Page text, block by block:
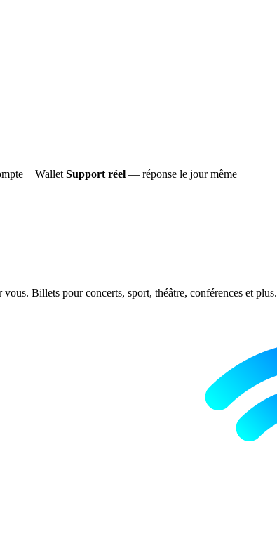
+ Wallet Support réel — réponse le jour même
Billets pour concerts, sport, théâtre, conférences et plus.